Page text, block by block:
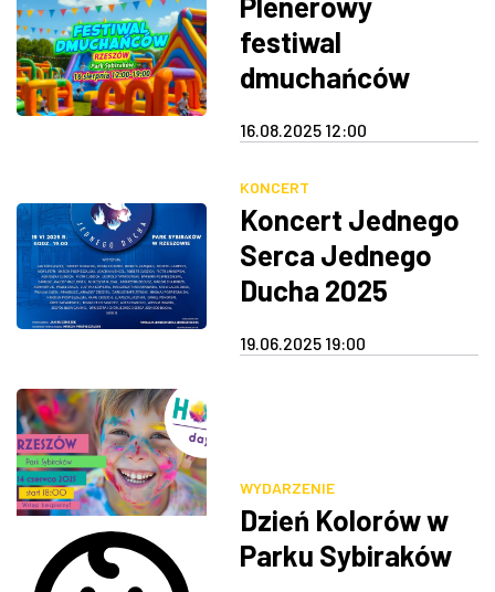
festiwal
dmuchańców
16.08.2025 12:00
KONCERT
Koncert Jednego
Serca Jednego
Ducha 2025
19.06.2025 19:00
WYDARZENIE
Dzień Kolorów w
Parku Sybiraków